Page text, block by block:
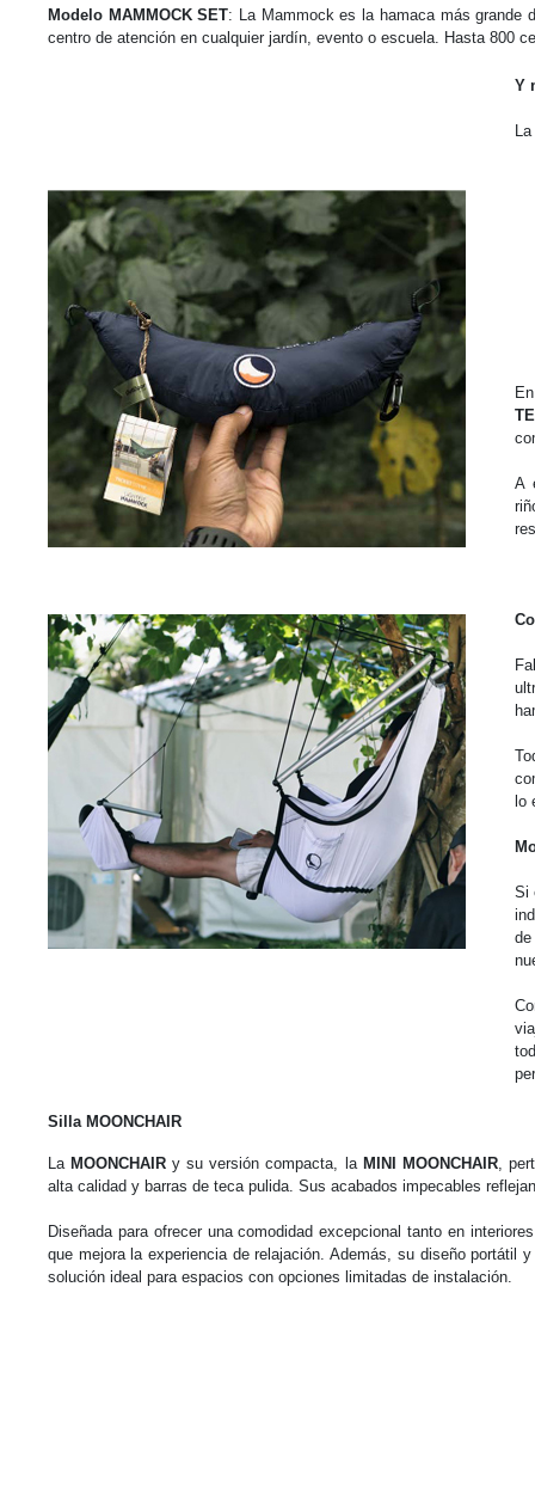
Modelo MAMMOCK SET: La Mammock es la hamaca más
centro de atención en cualquier jardín, evento o escuela. Hasta 800
Y
A
lo
Si
Silla MOONCHAIR
La MOONCHAIR y su versión compacta, la MINI MOONCHAIR,
alta calidad y barras de teca pulida. Sus acabados impecables
Diseñada para ofrecer una comodidad excepcional tanto en
que mejora la experiencia de relajación. Además, su diseño portátil
solución ideal para espacios con opciones limitadas de instalación.